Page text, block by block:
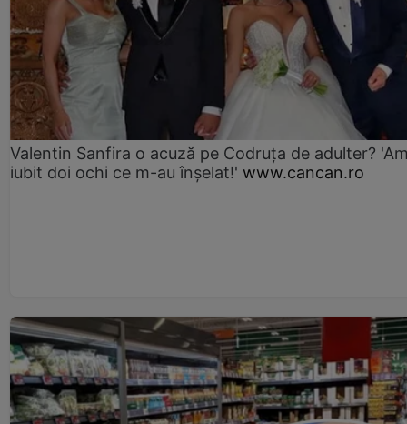
Valentin Sanfira o acuză pe Codruța de adulter?
iubit doi ochi ce m-au înșelat!' www.cancan.ro